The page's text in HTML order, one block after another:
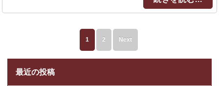
1 2 Next
最近の投稿